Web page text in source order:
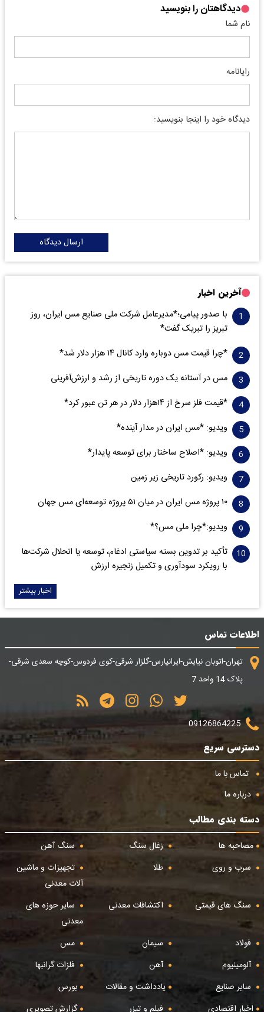
دیدگاهتان را بنویسید
نام شما
رایانامه
دیدگاه خود را اینجا بنویسید:
ارسال دیدگاه
آخرین اخبار
با صدور پیامی؛*مدیرعامل شرکت ملی صنایع مس ایران، روز
تبریز را تبریک گفت*
*چرا قیمت مس دوباره وارد کانال ۱۴ هزار دلار شد*
مس در آستانه یک دوره تاریخی از رشد و ارزش‌آفرینی
*قیمت فلز سرخ از ۱۴هزار دلار در هر تن عبور کرد*
ویدیو: *مس ایران در مدار آینده*
ویدیو: *اصلاح ساختار برای توسعه پایدار*
ویدیو: رکورد تاریخی زیر زمین
۱۰ پروژه مس ایران در میان ۵۱ پروژه توسعه‌ای مس جهان
ویدیو:*چرا ملی مس؟*
تأکید بر تدوین بسته سیاستی ادغام، توسعه یا انحلال شرکت‌ها
با رویکرد سودآوری و تکمیل زنجیره ارزش
اخبار بیشتر
اطلاعات تماس
تهران-اتوبان نیایش-ایرانپارس-گلزار شرقی-کوی فردوس-کوچه سعدی شرقی-
پلاک 14 واحد 7
09126864225
دسترسی سریع
تماس با ما
درباره ما
دسته بندی مطالب
مصاحبه ها
زغال سنگ
سنگ آهن
سرب و روی
طلا
تجهیزات و ماشین
آلات معدنی
سنگ های قیمتی
اکتشافات معدنی
سایر حوزه های
معدنی
فولاد
سیمان
مس
آلومینیوم
آهن
فلزات گرانبها
سایر صنایع
یادداشت و مقالات
بورس
اخبار اقتصادی
فیلم و تیزر گزارش تصویری